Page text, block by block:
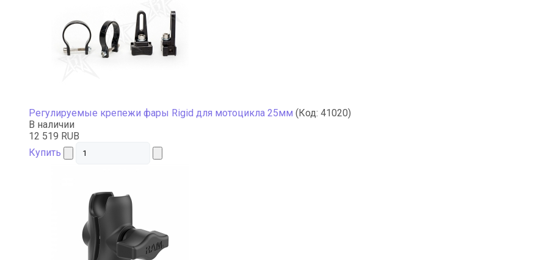
Регулируемые крепежи фары Rigid для мотоцикла 25мм (Код: 41020)
В наличии
12 519 RUB
Купить